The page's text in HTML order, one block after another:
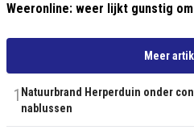
Weeronline: weer lijkt gunstig
Meer
1 Natuurbrand Herperduin onder
nablussen